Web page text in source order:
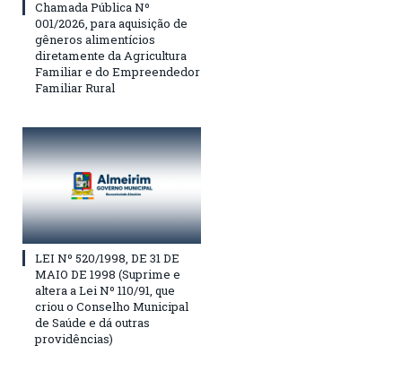
Chamada Pública Nº
001/2026, para aquisição de
gêneros alimentícios
diretamente da Agricultura
Familiar e do Empreendedor
Familiar Rural
LEI Nº 520/1998, DE 31 DE
MAIO DE 1998 (Suprime e
altera a Lei Nº 110/91, que
criou o Conselho Municipal
de Saúde e dá outras
providências)